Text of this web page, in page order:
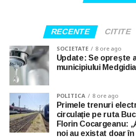
RECENTE CITITE
SOCIETATE 8 ore ago
Update: Se oprește
municipiului Medgidia
POLITICA 8 ore ago
Primele trenuri
circulație pe ruta
Florin Cocargeanu:
noi au existat doar